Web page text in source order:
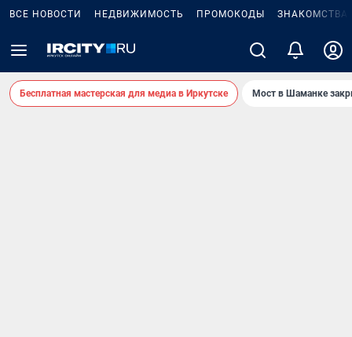
ВСЕ НОВОСТИ НЕДВИЖИМОСТЬ ПРОМОКОДЫ ЗНАКОМСТВА
Бесплатная мастерская для медиа в Иркутске Мост в Шаманке